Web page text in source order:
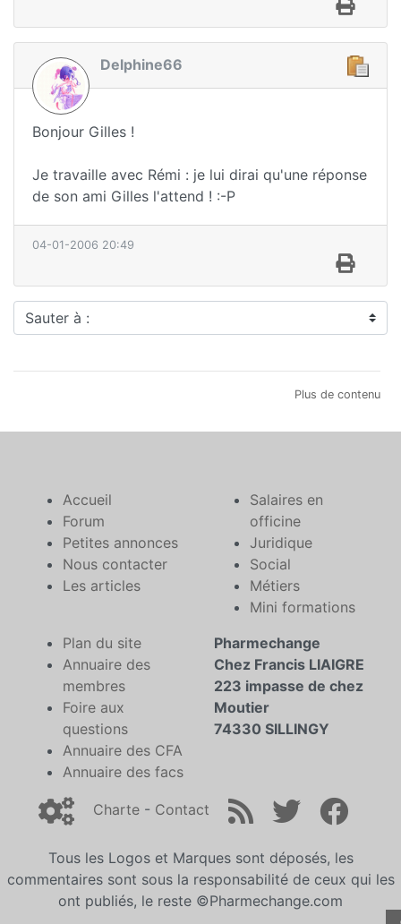
Delphine66
Bonjour Gilles !
Je travaille avec Rémi : je lui dirai qu'une réponse
de son ami Gilles l'attend ! :-P
04-01-2006 20:49
Sauter à :
Plus de contenu
Accueil
Forum
Petites annonces
Nous contacter
Les articles
Salaires en
officine
Juridique
Social
Métiers
Mini formations
Plan du site
Annuaire des
membres
Foire aux
questions
Annuaire des CFA
Annuaire des facs
Pharmechange
Chez Francis LIAIGRE
223 impasse de chez
Moutier
74330 SILLINGY
Charte - Contact
Tous les Logos et Marques sont déposés, les
commentaires sont sous la responsabilité de ceux qui les
ont publiés, le reste ©Pharmechange.com